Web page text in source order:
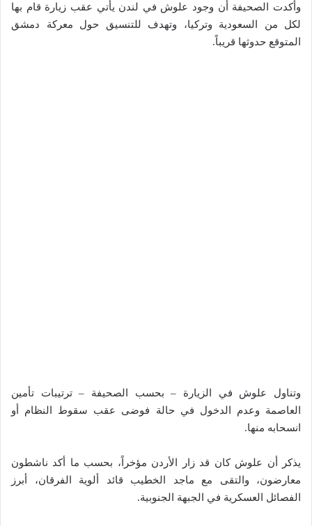
وأكدت الصحيفة أن وجود علوش في لندن يأتي عقب زيارة قام بها
لكل من السعودية وتركيا، وتهدف للتنسيق حول معركة دمشق
المتوقع حدوثها قريباً.
وتناول علوش في الزيارة – بحسب الصحيفة – ترتيبات تأمين
العاصمة وعدم الدخول في حالة فوضى عقب سقوط النظام أو
انسحابه منها.
يذكر أن علوش كان قد زار الأردن مؤخراً، بحسب ما أكد ناشطون
معارضون، والتقى مع ماجد الخطيب قائد ألوية الفرقان، أبرز
الفصائل العسكرية في الجبهة الجنوبية.